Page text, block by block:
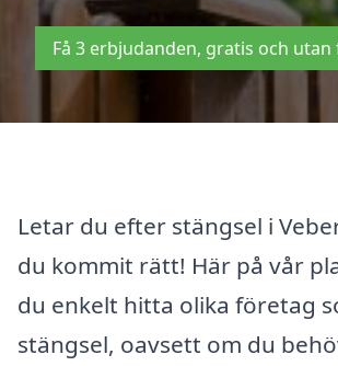
Få 3 erbjudanden, gratis och
Letar du efter stängsel i
du kommit rätt! Här på vår
du enkelt hitta olika företag
stängsel, oavsett om du